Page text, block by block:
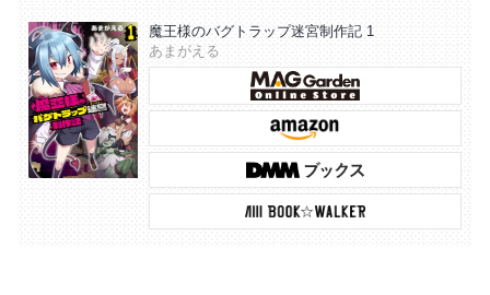
魔王様のバグトラップ迷宮制作記 1
あまがえる